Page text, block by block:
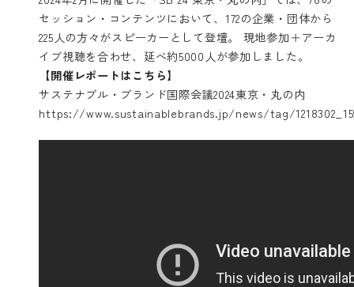
セッション・コンテンツにおいて、172の企業・団体から
225人の方々がスピーカーとして登壇。 現地参加＋アーカ
イブ視聴を合わせ、延べ約5000人が参加しました。
【開催レポートはこちら】
サステナブル・ブランド国際会議2024東京・丸の内
https://www.sustainablebrands.jp/news/tag/